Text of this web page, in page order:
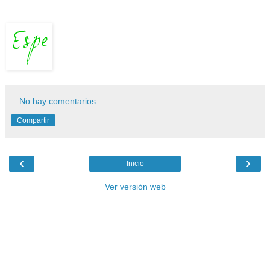
No hay comentarios:
Compartir
‹ ›
Inicio
Ver versión web